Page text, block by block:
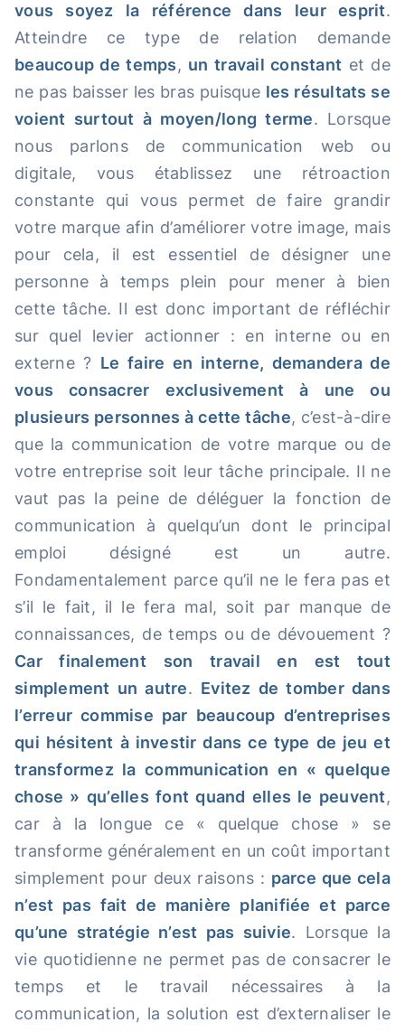
vous soyez la référence dans leur esprit.
Atteindre ce type de relation demande
beaucoup de temps, un travail constant et de
ne pas baisser les bras puisque les résultats se
voient surtout à moyen/long terme. Lorsque
nous parlons de communication web ou
digitale, vous établissez une rétroaction
constante qui vous permet de faire grandir
votre marque afin d’améliorer votre image, mais
pour cela, il est essentiel de désigner une
personne à temps plein pour mener à bien
cette tâche. Il est donc important de réfléchir
sur quel levier actionner : en interne ou en
externe ? Le faire en interne, demandera de
vous consacrer exclusivement à une ou
plusieurs personnes à cette tâche, c’est-à-dire
que la communication de votre marque ou de
votre entreprise soit leur tâche principale. Il ne
vaut pas la peine de déléguer la fonction de
communication à quelqu’un dont le principal
emploi désigné est un autre.
Fondamentalement parce qu’il ne le fera pas et
s’il le fait, il le fera mal, soit par manque de
connaissances, de temps ou de dévouement ?
Car finalement son travail en est tout
simplement un autre. Evitez de tomber dans
l’erreur commise par beaucoup d’entreprises
qui hésitent à investir dans ce type de jeu et
transformez la communication en « quelque
chose » qu’elles font quand elles le peuvent,
car à la longue ce « quelque chose » se
transforme généralement en un coût important
simplement pour deux raisons : parce que cela
n’est pas fait de manière planifiée et parce
qu’une stratégie n’est pas suivie. Lorsque la
vie quotidienne ne permet pas de consacrer le
temps et le travail nécessaires à la
communication, la solution est d’externaliser le